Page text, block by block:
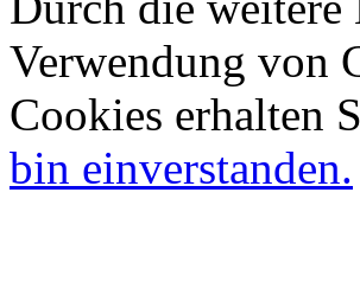
Verwendung von
Cookies erhalten
bin einverstanden.